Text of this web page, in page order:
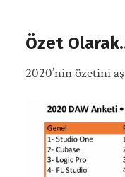
Özet
2020’nin özetini